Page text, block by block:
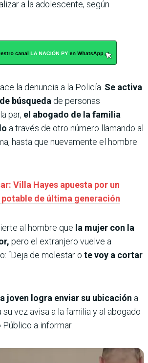
a la adolescente, según
la denuncia a la Policía. Se activa
búsqueda de personas
par, el abogado de la familia
a través de otro número llamando al
hasta que nuevamente el hombre
Villa Hayes apuesta por un
de última generación
al hombre que la mujer con la
pero el extranjero vuelve a
“Deja de molestar o te voy a cortar
joven logra enviar su ubicación a
su vez avisa a la familia y al abogado
a informar.